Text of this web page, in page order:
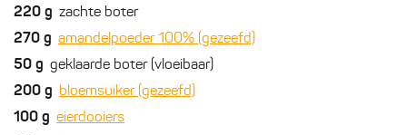
220 g zachte boter
270 g amandelpoeder 100% (gezeefd)
50 g geklaarde boter (vloeibaar)
200 g bloemsuiker (gezeefd)
100 g eierdooiers